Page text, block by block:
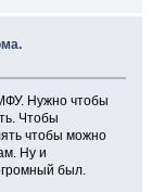
Нужно чтобы
Чтобы
чтобы можно
Ну и
был.